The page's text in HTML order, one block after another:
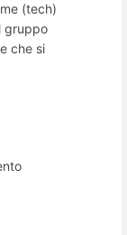
(tech)
gruppo
che si